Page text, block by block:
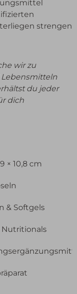
strengen
wir zu
du jeder
dich
× 10,8 cm
& Softgels
Nutritionals